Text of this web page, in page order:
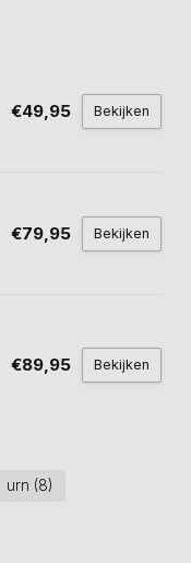
€49,95 Bekijken
€79,95 Bekijken
€89,95 Bekijken
urn (8)